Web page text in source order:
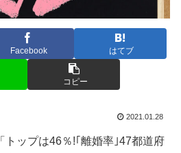
Facebook はてブ
コピー
2021.01.28
トップは46％!｢離婚率｣47都道府